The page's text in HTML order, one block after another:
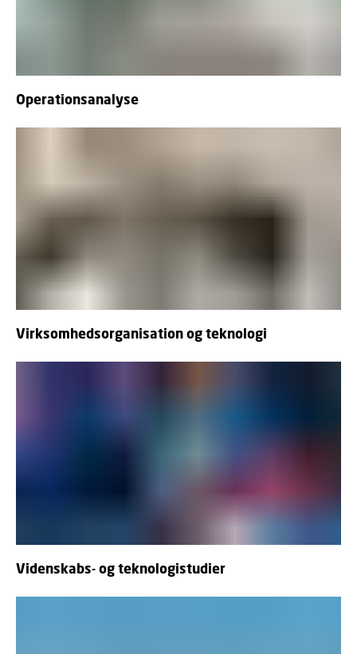
Operationsanalyse
Virksomhedsorganisation og teknologi
Videnskabs- og teknologistudier